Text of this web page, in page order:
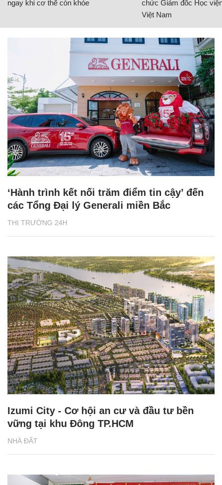
ngay khi cơ thể còn khỏe
chức Giám đốc Học
Việt Nam
THỊ TRƯỜNG 24H
‘Hành trình kết nối trăm điểm tin cậy’ đến
các Tổng Đại lý Generali miền Bắc
NHÀ ĐẤT
Izumi City - Cơ hội an cư và đầu tư bền
vững tại khu Đông TP.HCM